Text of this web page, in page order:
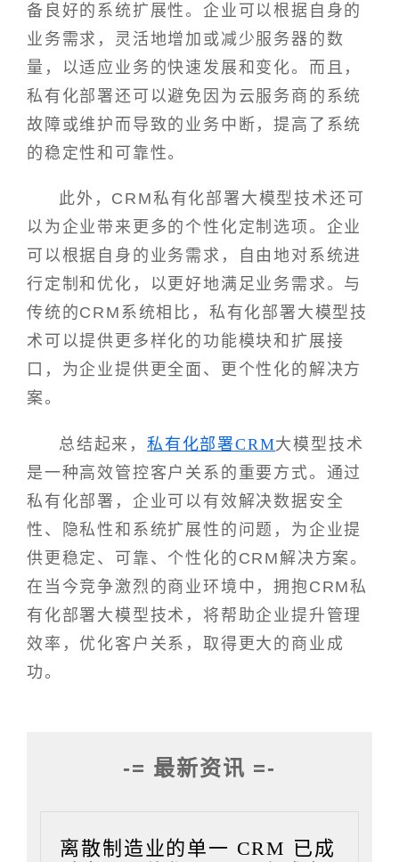
备良好的系统扩展性。企业可以根据自身的
业务需求，灵活地增加或减少服务器的数
量，以适应业务的快速发展和变化。而且，
私有化部署还可以避免因为云服务商的系统
故障或维护而导致的业务中断，提高了系统
的稳定性和可靠性。
此外，CRM私有化部署大模型技术还可
以为企业带来更多的个性化定制选项。企业
可以根据自身的业务需求，自由地对系统进
行定制和优化，以更好地满足业务需求。与
传统的CRM系统相比，私有化部署大模型技
术可以提供更多样化的功能模块和扩展接
口，为企业提供更全面、更个性化的解决方
案。
总结起来， 私有化部署CRM大模型技术
是一种高效管控客户关系的重要方式。通过
私有化部署，企业可以有效解决数据安全
性、隐私性和系统扩展性的问题，为企业提
供更稳定、可靠、个性化的CRM解决方案。
在当今竞争激烈的商业环境中，拥抱CRM私
有化部署大模型技术，将帮助企业提升管理
效率，优化客户关系，取得更大的商业成
功。
-= 最新资讯 =-
离散制造业的单一 CRM 已成